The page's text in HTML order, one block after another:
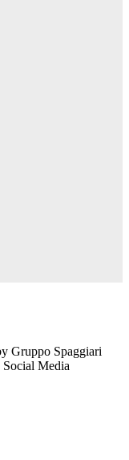
Gruppo Spaggiari
Media